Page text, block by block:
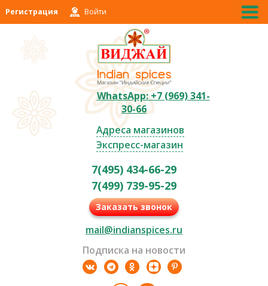
Регистрация Войти
WhatsApp: +7 (969) 341-
30-66
Адреса магазинов
Экспресс-магазин
7(495) 434-66-29
7(499) 739-95-29
Заказать звонок
mail@indianspices.ru
Подписка на новости